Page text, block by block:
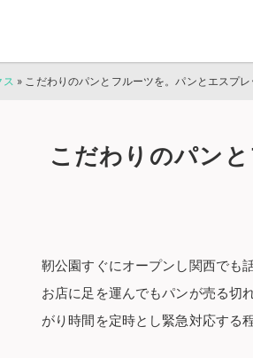
ス » こだわりのパンとフルーツを。パンとエスプ
こだわりのパン
靭公園すぐにオープンし関西でも
お店に足を運んでもパンが売る切
がり時間を定時とし緊急対応する